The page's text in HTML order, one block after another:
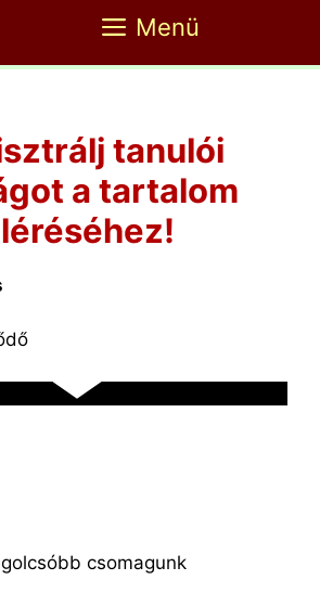
Menü
tanulói
a tartalom
csomagunk